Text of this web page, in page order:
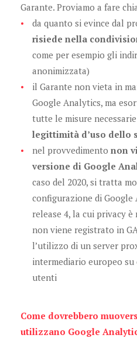
Garante. Proviamo a fare
da quanto si evince dal
risiede nella
come per esempio gli
anonimizzata)
il Garante non vieta in
Google Analytics, ma
tutte le misure
legittimità d’uso dello
nel provvedimento non
versione di Google
caso del 2020, si tratta
configurazione di Google
release 4, la cui privacy
non viene registrato in
l’utilizzo di un server
intermediario europeo
utenti
Come dovrebbero
utilizzano Google